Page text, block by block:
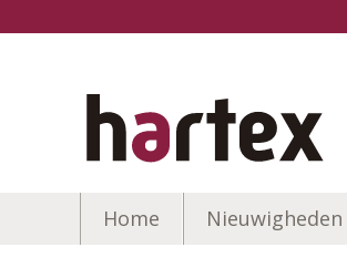
Home Nieuwigheden